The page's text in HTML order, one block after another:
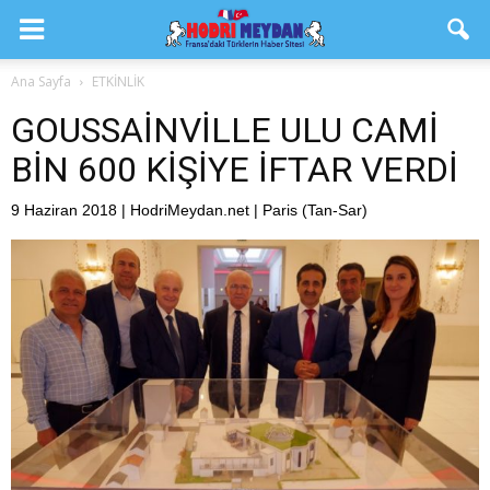
Ana Sayfa ETKİNLİK
GOUSSAİNVİLLE ULU CAMİ
BİN 600 KİŞİYE İFTAR VERDİ
9 Haziran 2018 | HodriMeydan.net | Paris (Tan-Sar)